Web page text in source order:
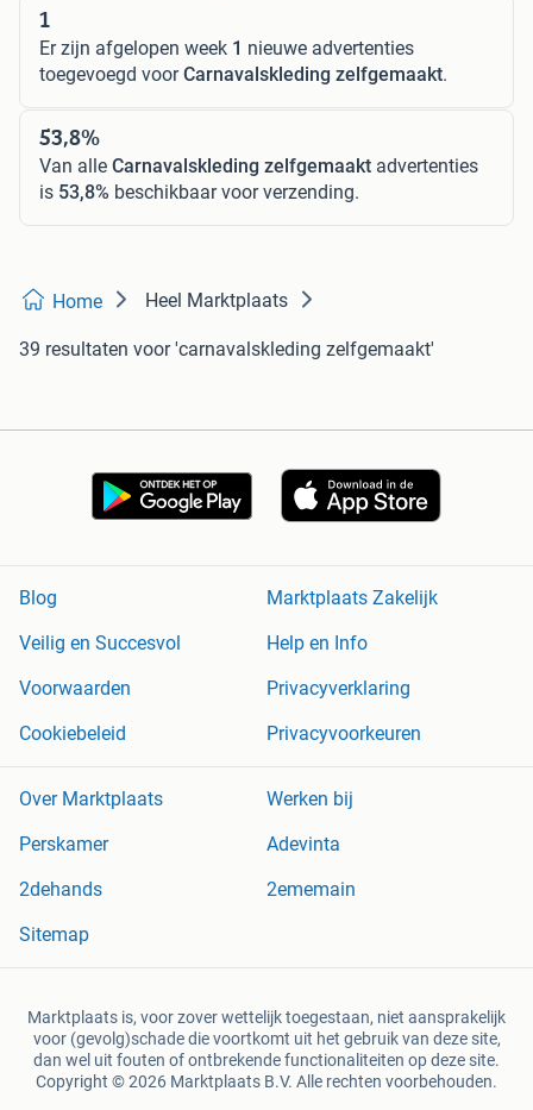
1
Er zijn afgelopen week 1 nieuwe advertenties
toegevoegd voorCarnavalskleding zelfgemaakt.
53,8%
Van alle Carnavalskleding zelfgemaakt advertenties
is 53,8% beschikbaar voor verzending.
Home Heel Marktplaats
39 resultaten voor 'carnavalskleding zelfgemaakt'
Blog
Marktplaats Zakelijk
Veilig en Succesvol
Help en Info
Voorwaarden
Privacyverklaring
Cookiebeleid
Privacyvoorkeuren
Over Marktplaats
Werken bij
Perskamer
Adevinta
2dehands
2ememain
Sitemap
Marktplaats is, voor zover wettelijk toegestaan, niet aansprakelijk
voor (gevolg)schade die voortkomt uit het gebruik van deze site,
dan wel uit fouten of ontbrekende functionaliteiten op deze site.
Copyright © 2026 Marktplaats B.V. Alle rechten voorbehouden.